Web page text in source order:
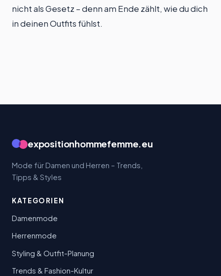
nicht als Gesetz – denn am Ende zählt, wie du dich
in deinen Outfits fühlst.
expositionhommefemme.eu
Mode für Damen und Herren – Trends,
Tipps & Styles
KATEGORIEN
Damenmode
Herrenmode
Styling & Outfit-Planung
Trends & Fashion-Kultur